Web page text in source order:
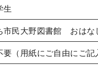
生
市民大野図書館 おはな
（用紙にご自由にご記